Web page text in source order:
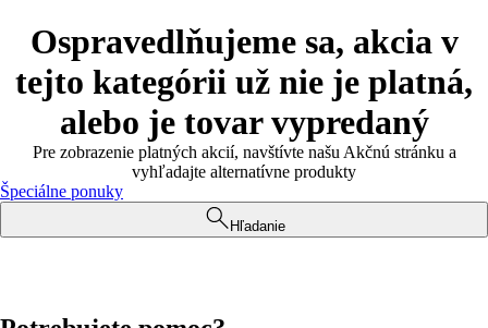
Ospravedlňujeme sa, akcia v
tejto kategórii už nie je platná,
alebo je tovar vypredaný
Pre zobrazenie platných akcií, navštívte našu Akčnú stránku a
vyhľadajte alternatívne produkty
Špeciálne ponuky
Hľadanie